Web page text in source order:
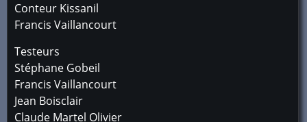
Conteur Kissanil
Francis Vaillancourt
Testeurs
Stéphane Gobeil
Francis Vaillancourt
Jean Boisclair
Claude Martel Olivier